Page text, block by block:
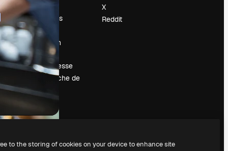
Événements
Slidesgo
Vendre mon
contenu
Salle de presse
À la recherche de
magnific.ai
X
Reddit
to the storing of cookies on your device to enhance site